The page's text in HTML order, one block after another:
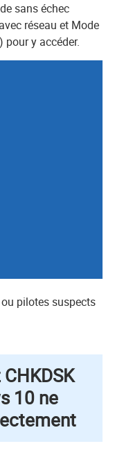
sans échec
réseau et Mode
pour y accéder.
pilotes suspects
10 ne